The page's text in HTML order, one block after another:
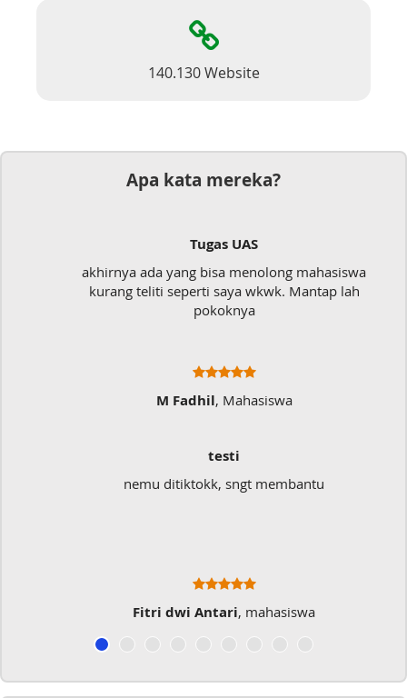
140.130 Website
Apa kata mereka?
Tugas UAS
akhirnya ada yang bisa menolong mahasiswa
kurang teliti seperti saya wkwk. Mantap lah
pokoknya
M Fadhil, Mahasiswa
testi
nemu ditiktokk, sngt membantu
Fitri dwi Antari, mahasiswa